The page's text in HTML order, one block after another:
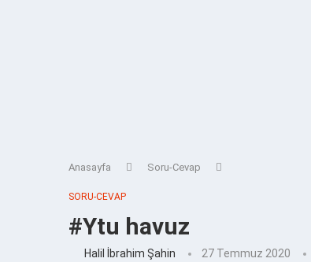
Anasayfa Soru-Cevap
SORU-CEVAP
#Ytu havuz
Halil İbrahim Şahin 27 Temmuz 2020